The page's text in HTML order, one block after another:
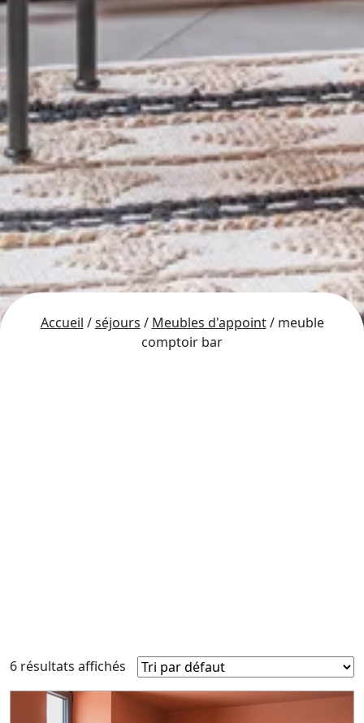
Accueil /séjours / Meubles d'appoint/ meuble
comptoir bar
6 résultats affichés